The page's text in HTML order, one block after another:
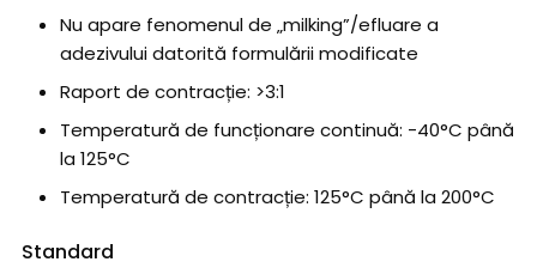
Nu apare fenomenul de „milking”/efluare a
adezivului datorită formulării modificate
Raport de contracție: >3:1
Temperatură de funcționare continuă: -40°C până
la 125°C
Temperatură de contracție: 125°C până la 200°C
Standard